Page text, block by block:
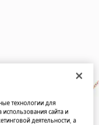
технологии для
сайта и
деятельности, а